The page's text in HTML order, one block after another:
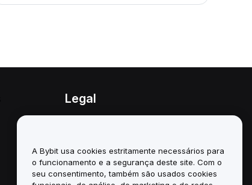
Legal
Resumo da Política de
Custódia e Administração
A Bybit usa cookies estritamente necessários para
o funcionamento e a segurança deste site. Com o
seu consentimento, também são usados cookies